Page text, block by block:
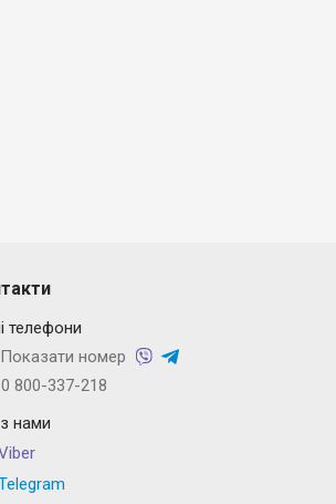
телефони
номер
800-337-218
нами